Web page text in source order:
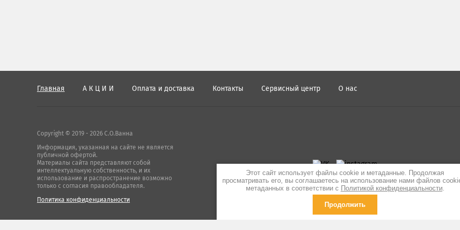
Главная А К Ц И И Оплата и доставка Контакты Сервисный центр О нас
Copyright © 2019 - 2026 С.О.Ванна
Информация, указанная на сайте не является
публичной офертой.
Материалы сайта представляют собой
интеллектуальную собственность, и их
использование и распространение возможно
только с согласия правообладателя.
Политика конфиденциальности
Этот сайт использует файлы cookie и метаданные. Продолжая
просматривать его, вы соглашаетесь на использование нами файлов
метаданных в соответствии с Политикой конфиденциальности.
Продолжить